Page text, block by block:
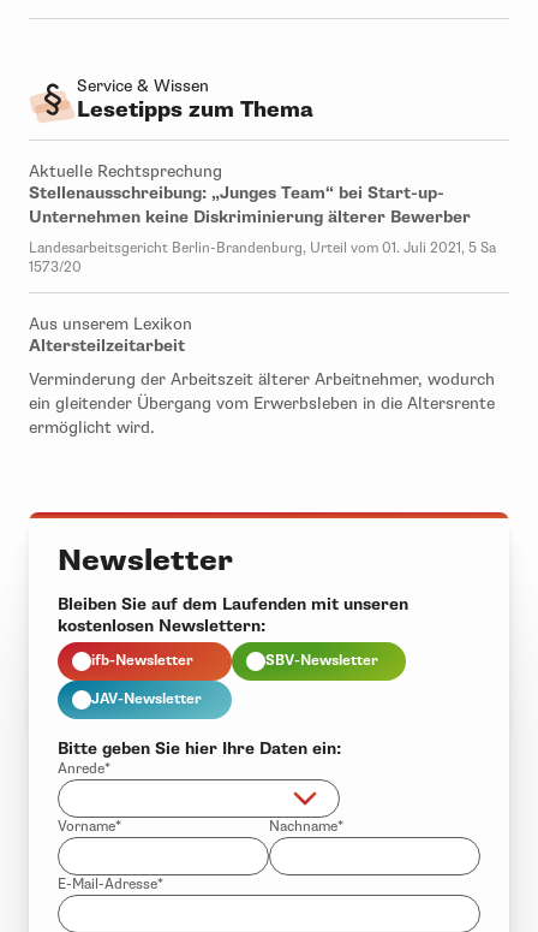
Service & Wissen
Lesetipps zum Thema
Aktuelle Rechtsprechung
Stellenausschreibung: „Junges Team“ bei Start-up-
Unternehmen keine Diskriminierung älterer Bewerber
Landesarbeitsgericht Berlin-Brandenburg, Urteil vom 01. Juli 2021, 5 Sa
1573/20
Aus unserem Lexikon
Altersteilzeitarbeit
Verminderung der Arbeitszeit älterer Arbeitnehmer, wodurch
ein gleitender Übergang vom Erwerbsleben in die Altersrente
ermöglicht wird.
Newsletter
Bleiben Sie auf dem Laufenden mit unseren
kostenlosen Newslettern:
ifb-Newsletter SBV-Newsletter
JAV-Newsletter
Bitte geben Sie hier Ihre Daten ein:
Anrede*
Vorname* Nachname*
E-Mail-Adresse*